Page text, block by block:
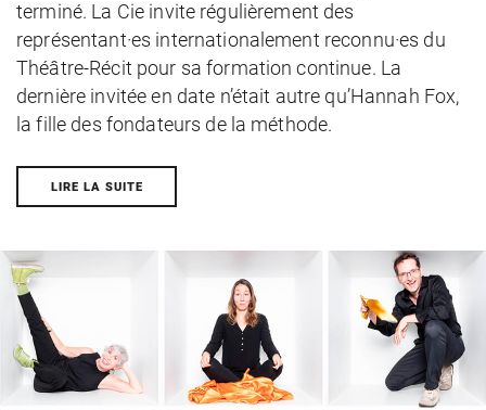
terminé. La Cie invite régulièrement des
représentant·es internationalement reconnu·es du
Théâtre-Récit pour sa formation continue. La
dernière invitée en date n’était autre qu’Hannah Fox,
la fille des fondateurs de la méthode.
LIRE LA SUITE